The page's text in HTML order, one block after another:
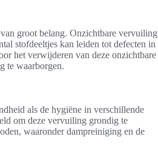
groot belang. Onzichtbare vervuiling
stofdeeltjes kan leiden tot defecten in
het verwijderen van deze onzichtbare
te waarborgen.
als de hygiëne in verschillende
om deze vervuiling grondig te
waaronder dampreiniging en de